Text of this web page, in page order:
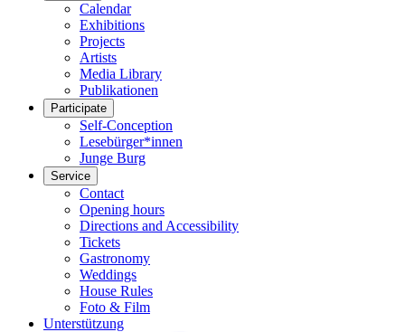
Calendar
Exhibitions
Projects
Artists
Media Library
Publikationen
Participate
Self-Conception
Lesebürger*innen
Junge Burg
Service
Contact
Opening hours
Directions and Accessibility
Tickets
Gastronomy
Weddings
House Rules
Foto & Film
Unterstützung